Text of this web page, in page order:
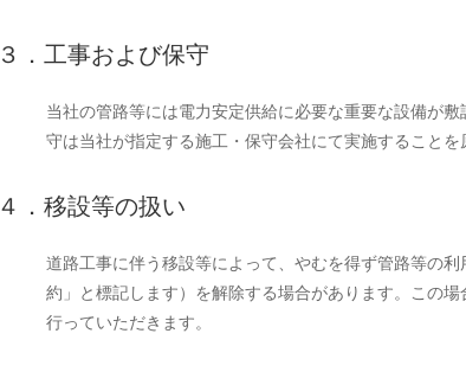
３．工事および保守
当社の管路等には電力安定供給に必要な重要な設備が
守は当社が指定する施工・保守会社にて実施することを
４．移設等の扱い
道路工事に伴う移設等によって、やむを得ず管路等の
約」と標記します）を解除する場合があります。この
行っていただきます。